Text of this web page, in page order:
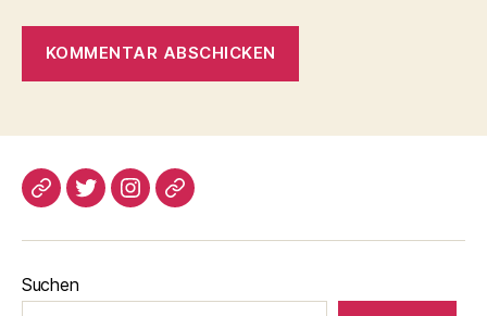
blogspotTwitterInstagramPinterest
Suchen